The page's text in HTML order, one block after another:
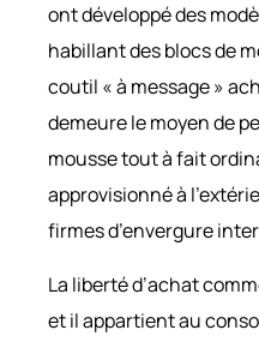
ont développé des
habillant des blocs de
coutil « à message »
demeure le moyen de
mousse tout à fait
approvisionné à
firmes d’envergure
La liberté d’achat
et il appartient au